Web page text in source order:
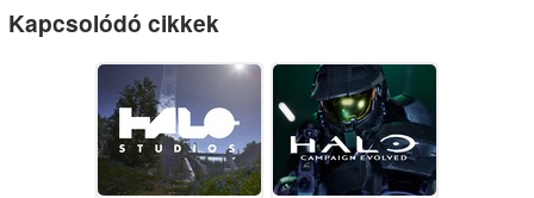
Kapcsolódó cikkek